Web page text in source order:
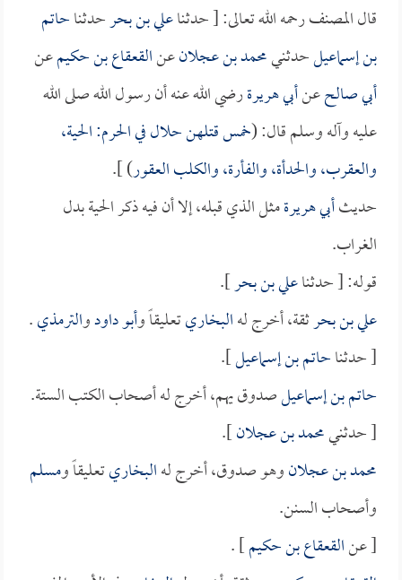
قال المصنف رحمه الله تعالى: [ حدثناعلي بن بحرحدثناحاتم
بن إسماعيلحدثنيمحمد بن عجلانعنالقعقاع بن حكيمعن
أبي صالحعنأبي هريرةرضي الله عنه أن رسول الله صلى الله
عليه وآله وسلم قال: (خمس قتلهن حلال في الحرم: الحية،
والعقرب، والحدأة، والفأرة، والكلب العقور) ].
حديثأبي هريرةمثل الذي قبله، إلا أن فيه ذكر الحية بدل
الغراب.
قوله: [ حدثناعلي بن بحر].
علي بن بحرثقة، أخرج لهالبخاريتعليقاً وأبو داودوالترمذي.
[ حدثناحاتم بن إسماعيل].
حاتم بن إسماعيلصدوق يهم، أخرج له أصحاب الكتب الستة.
[ حدثنيمحمد بن عجلان].
محمد بن عجلانوهو صدوق، أخرج لهالبخاريتعليقاً ومسلم
وأصحاب السنن.
[ عنالقعقاع بن حكيم] .